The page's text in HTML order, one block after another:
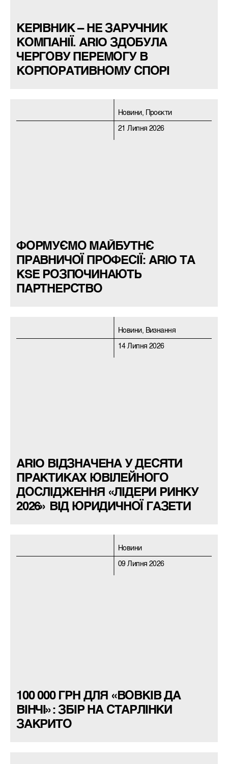
КЕРІВНИК – НЕ ЗАРУЧНИК
КОМПАНІЇ. ARIO ЗДОБУЛА
ЧЕРГОВУ ПЕРЕМОГУ В
КОРПОРАТИВНОМУ СПОРІ
Новини, Проєкти
21 Липня 2026
ФОРМУЄМО МАЙБУТНЄ
ПРАВНИЧОЇ ПРОФЕСІЇ: ARIO ТА
KSE РОЗПОЧИНАЮТЬ
ПАРТНЕРСТВО
Новини, Визнання
14 Липня 2026
ARIO ВІДЗНАЧЕНА У ДЕСЯТИ
ПРАКТИКАХ ЮВІЛЕЙНОГО
ДОСЛІДЖЕННЯ «ЛІДЕРИ РИНКУ
2026» ВІД ЮРИДИЧНОЇ ГАЗЕТИ
Новини
09 Липня 2026
100 000 ГРН ДЛЯ «ВОВКІВ ДА
ВІНЧІ»: ЗБІР НА СТАРЛІНКИ
ЗАКРИТО